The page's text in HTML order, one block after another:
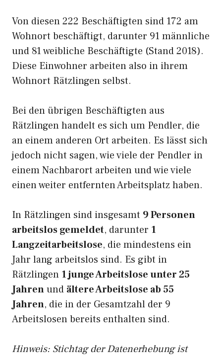
Von diesen 222 Beschäftigten sind 172 am
Wohnort beschäftigt, darunter 91 männliche
und 81 weibliche Beschäftigte (Stand 2018).
Diese Einwohner arbeiten also in ihrem
Wohnort Rätzlingen selbst.
Bei den übrigen Beschäftigten aus
Rätzlingen handelt es sich um Pendler, die
an einem anderen Ort arbeiten. Es lässt sich
jedoch nicht sagen, wie viele der Pendler in
einem Nachbarort arbeiten und wie viele
einen weiter entfernten Arbeitsplatz haben.
In Rätzlingen sind insgesamt 9 Personen
arbeitslos gemeldet, darunter 1
Langzeitarbeitslose, die mindestens ein
Jahr lang arbeitslos sind. Es gibt in
Rätzlingen 1 junge Arbeitslose unter 25
Jahrenund ältere Arbeitslose ab 55
Jahren, die in der Gesamtzahl der 9
Arbeitslosen bereits enthalten sind.
Hinweis: Stichtag der Datenerhebung ist